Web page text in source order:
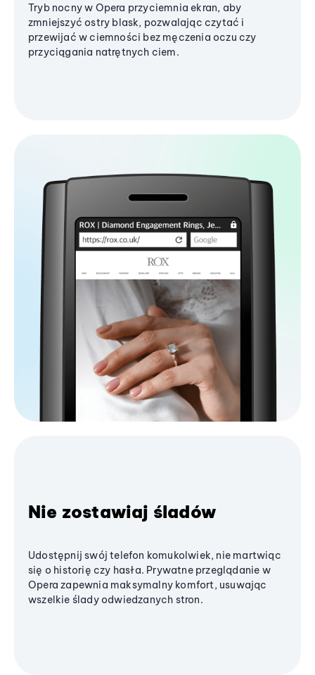
Tryb nocny w Opera przyciemnia ekran, aby
zmniejszyć ostry blask, pozwalając czytać i
przewijać w ciemności bez męczenia oczu czy
przyciągania natrętnych ciem.
Nie zostawiaj śladów
Udostępnij swój telefon komukolwiek, nie martwiąc
się o historię czy hasła. Prywatne przeglądanie w
Opera zapewnia maksymalny komfort, usuwając
wszelkie ślady odwiedzanych stron.